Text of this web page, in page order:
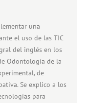
una
el uso de las TIC
del inglés en los
Odontología de la
de
Se explico a los
para